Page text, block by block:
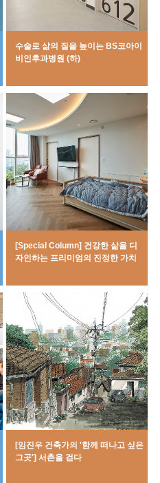
수술로 삶의 질을 높이는 BS코아이
비인후과병원 (하)
​[Special Column] 건강한 삶을 디
자인하는 프리미엄의 진정한 가치
[임진우 건축가의 '함께 떠나고 싶은
그곳'] 서촌을 걷다